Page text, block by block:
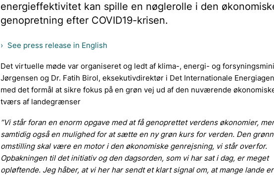
energieffektivitet kan spille en nøglerolle i den
genopretning efter COVID19-krisen.
See press release in English
Det virtuelle møde var organiseret og ledt af klima-, energi- og
Jørgensen og Dr. Fatih Birol, eksekutivdirektør i Det Internationale
med det formål at sikre fokus på en grøn vej ud af den nuværende
tværs af landegrænser
”Vi står foran en enorm opgave med at få genoprettet verdens økonomier,
samtidig også en mulighed for at sætte en ny grøn kurs for verden. Den
omstilling skal være en motor i den økonomiske genrejsning, vi står overfor.
Opbakningen til det initiativ og den dagsorden, som vi har sat i dag, er meget
opløftende. Jeg håber, at vi her har sendt et klart signal om, at mange lande